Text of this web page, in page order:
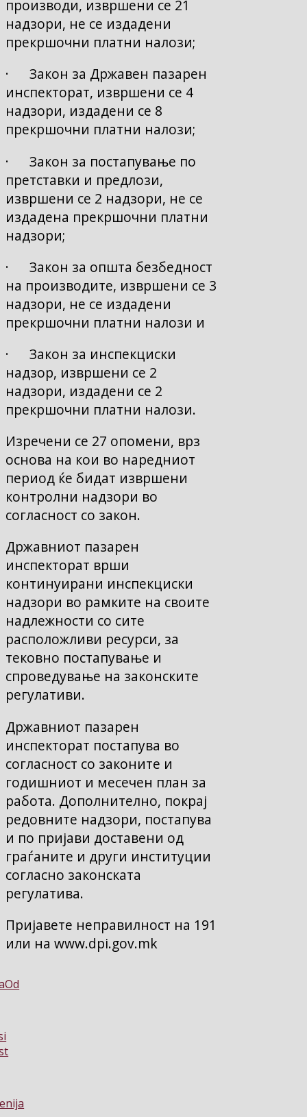
производи, извршени се 21
надзори, не се издадени
прекршочни платни налози;
· Закон за Државен пазарен
инспекторат, извршени се 4
надзори, издадени се 8
прекршочни платни налози;
· Закон за постапување по
претставки и предлози,
извршени се 2 надзори, не се
издадена прекршочни платни
надзори;
· Закон за општа безбедност
на производите, извршени се 3
надзори, не се издадени
прекршочни платни налози и
· Закон за инспекциски
надзор, извршени се 2
надзори, издадени се 2
прекршочни платни налози.
Изречени се 27 опомени, врз
основа на кои во наредниот
период ќе бидат извршени
контролни надзори во
согласност со закон.
Државниот пазарен
инспекторат врши
континуирани инспекциски
надзори во рамките на своите
надлежности со сите
расположливи ресурси, за
тековно постапување и
спроведување на законските
регулативи.
Државниот пазарен
инспекторат постапува во
согласност со законите и
годишниот и месечен план за
работа. Дополнително, покрај
редовните надзори, постапува
и по пријави доставени од
граѓаните и други институции
согласно законската
регулатива.
Пријавете неправилност на 191
или на www.dpi.gov.mk